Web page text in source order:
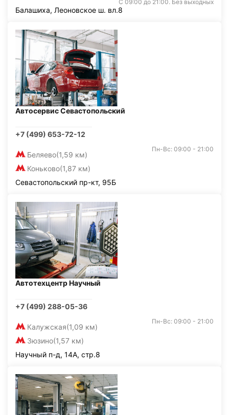
С 09:00 до 21:00. Без выходных
Балашиха, Леоновское ш. вл.8
Автосервис Севастопольский
+7 (499) 653-72-12
Беляево(1,59 км)
Коньково(1,87 км)
Пн-Вс: 09:00 - 21:00
Севастопольский пр-кт, 95Б
Автотехцентр Научный
+7 (499) 288-05-36
Калужская(1,09 км)
Зюзино(1,57 км)
Пн-Вс: 09:00 - 21:00
Научный п-д, 14А, стр.8